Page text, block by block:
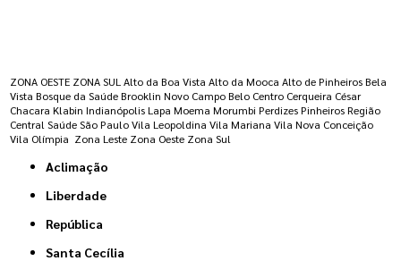
ZONA OESTE ZONA SUL Alto da Boa Vista Alto da Mooca Alto de Pinheiros Bela
Vista Bosque da Saúde Brooklin Novo Campo Belo Centro Cerqueira César
Chacara Klabin Indianópolis Lapa Moema Morumbi Perdizes Pinheiros Região
Central Saúde São Paulo Vila Leopoldina Vila Mariana Vila Nova Conceição
Vila Olímpia Zona Leste Zona Oeste Zona Sul
Aclimação
Liberdade
República
Santa Cecília